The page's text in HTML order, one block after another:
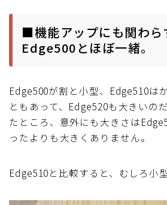
■機能アップにも関わら
Edge500とほぼ一緒。
Edge500が割と小型、Edge510は
ともあって、Edge520も大きいの
たところ、意外にも大きさは
ったよりも大きくありません。
Edge510と比較すると、むしろ小